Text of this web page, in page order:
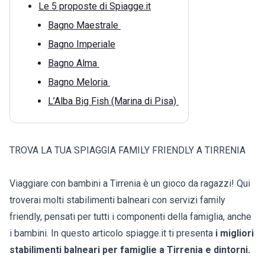
Le 5 proposte di Spiagge.it
Bagno Maestrale
Bagno Imperiale
Bagno Alma
Bagno Meloria
L’Alba Big Fish (Marina di Pisa)
TROVA LA TUA SPIAGGIA FAMILY FRIENDLY A TIRRENIA
Viaggiare con bambini a Tirrenia è un gioco da ragazzi! Qui
troverai molti stabilimenti balneari con servizi family
friendly, pensati per tutti i componenti della famiglia, anche
i bambini. In questo articolo spiagge.it ti presenta i migliori
stabilimenti balneari per famiglie a Tirrenia e dintorni.